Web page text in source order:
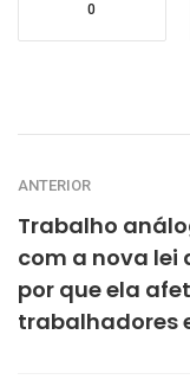
0
ANTERIOR
Trabalho
com a nova lei
por que ela
trabalhadores